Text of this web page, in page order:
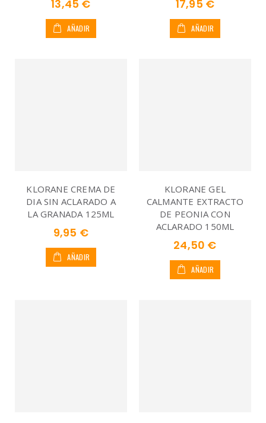
13,45 €
AÑADIR
17,95 €
AÑADIR
KLORANE CREMA DE
DIA SIN ACLARADO A
LA GRANADA 125ML
9,95 €
AÑADIR
KLORANE GEL
CALMANTE EXTRACTO
DE PEONIA CON
ACLARADO 150ML
24,50 €
AÑADIR